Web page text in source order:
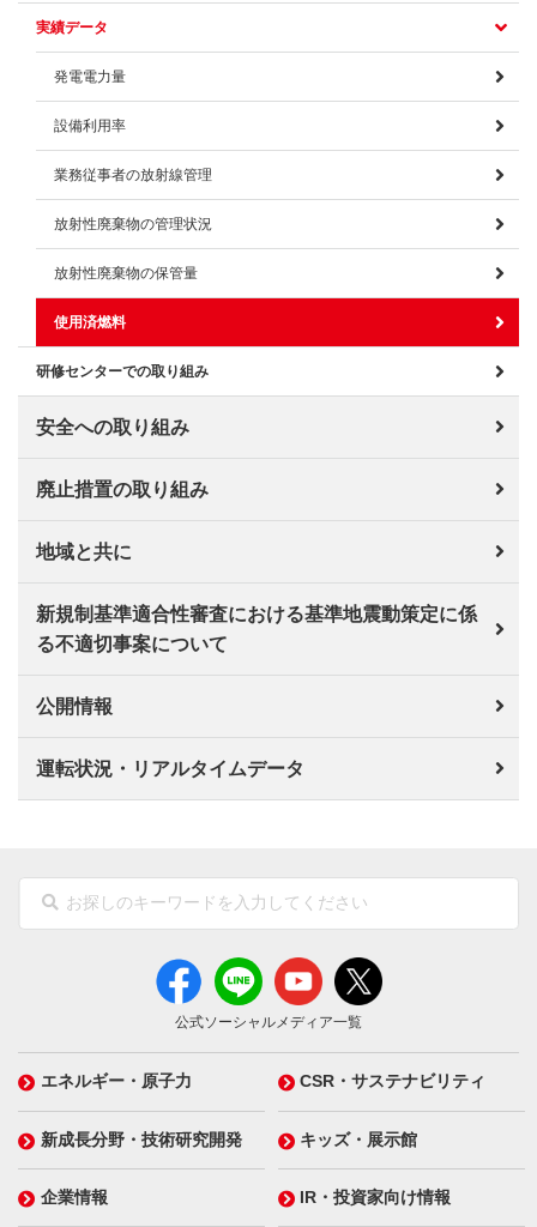
実績データ
発電電力量
設備利用率
業務従事者の放射線管理
放射性廃棄物の管理状況
放射性廃棄物の保管量
使用済燃料
研修センターでの取り組み
安全への取り組み
廃止措置の取り組み
地域と共に
新規制基準適合性審査における基準地震動策定に係
る不適切事案について
公開情報
運転状況・リアルタイムデータ
公式ソーシャルメディア一覧
エネルギー・原子力 CSR・サステナビリティ
新成長分野・技術研究開発 キッズ・展示館
企業情報 IR・投資家向け情報